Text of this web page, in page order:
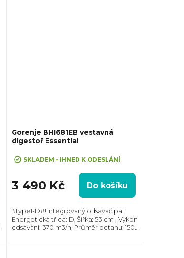
Gorenje BHI681EB vestavná
digestoř Essential
SKLADEM - IHNED K ODESLÁNÍ
3 490 Kč Do košíku
#type1-D#! Integrovaný odsavač par,
Energetická třída: D, Šířka: 53 cm , Výkon
odsávání: 370 m3/h, Průměr odtahu: 150
recirkulace i odtahu ven